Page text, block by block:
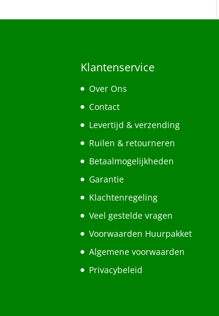
Klantenservice
Over Ons
Contact
Levertijd & verzending
Ruilen & retourneren
Betaalmogelijkheden
Garantie
Klachtenregeling
Veel gestelde vragen
Voorwaarden Huurpakket
Algemene voorwaarden
Privacybeleid